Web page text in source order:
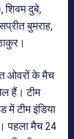
शिवम दुबे,
बुमराह,
ओवरों के मैच
हैं। टीम
में टीम इंडिया
पहला मैच 24